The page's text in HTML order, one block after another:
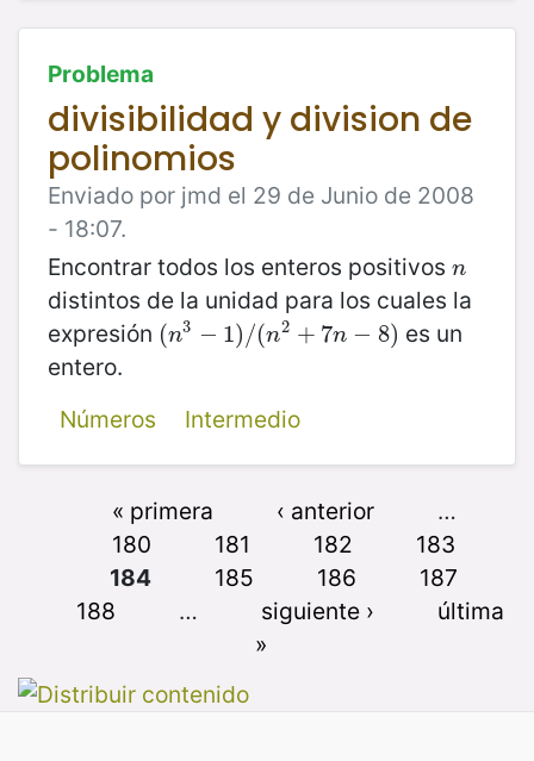
Problema
divisibilidad y division de
polinomios
Enviado por jmd el 29 de Junio de 2008
- 18:07.
Encontrar todos los enteros positivos n
n
distintos de la unidad para los cuales la
expresión (n3 − 1) /(n2 + 7n − 8)
(n3 −1 )/( n2+7n −8)
es un
entero.
Números
Intermedio
« primera ‹ anterior
…
180
181 182
183
184
185 186
187
188
… siguiente ›
última
»